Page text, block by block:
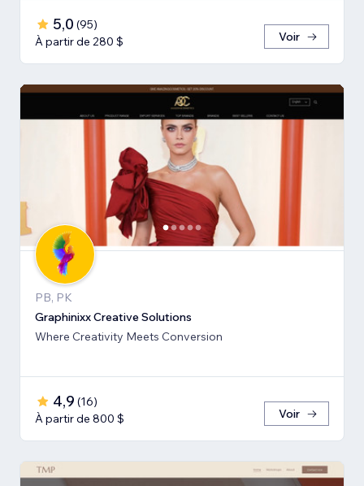
5,0 (95)
À partir de 280 $
Voir
PB, PK
Graphinixx Creative Solutions
Where Creativity Meets Conversion
4,9 (16)
À partir de 800 $
Voir